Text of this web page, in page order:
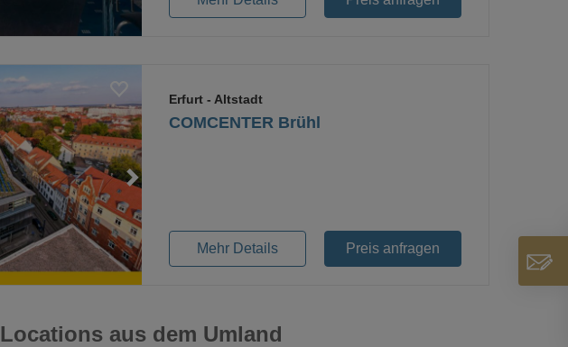
COMCENTER Brühl
Erfurt- Altstadt
Mehr Details Preis anfragen
Locations aus dem Umland